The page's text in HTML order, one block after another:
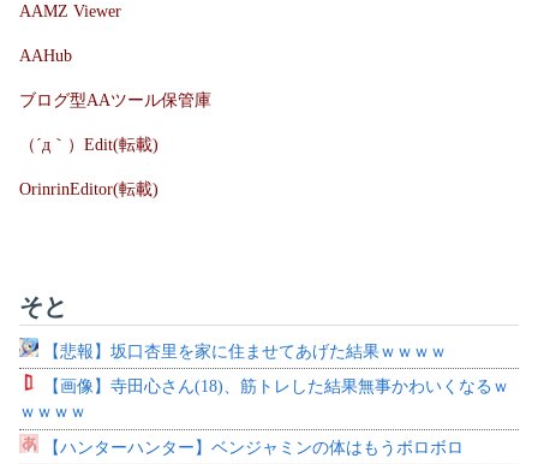
AAMZ Viewer
AAHub
ブログ型AAツール保管庫
（´д｀）Edit(転載)
OrinrinEditor(転載)
そと
【悲報】坂口杏里を家に住ませてあげた結果ｗｗｗｗ
【画像】寺田心さん(18)、筋トレした結果無事かわいくなるｗ
ｗｗｗｗ
【ハンターハンター】ベンジャミンの体はもうボロボロ